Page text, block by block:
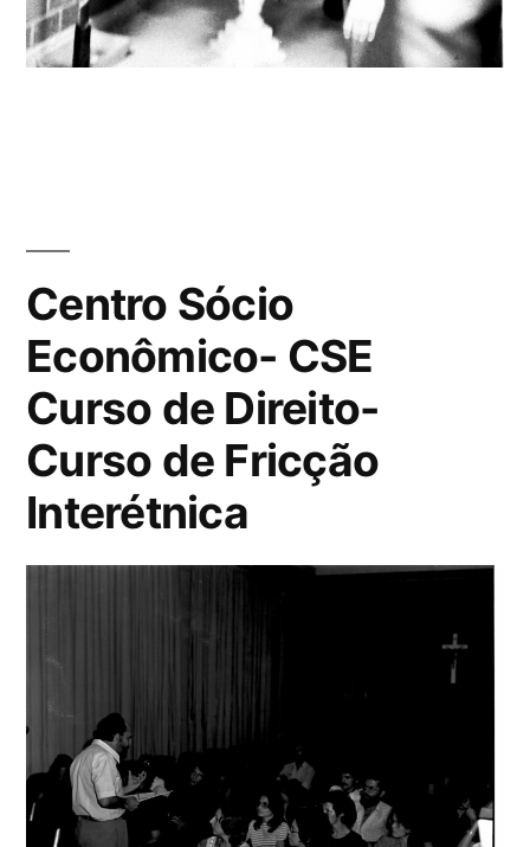
Centro Sócio
Econômico- CSE
Curso de Direito-
Curso de Fricção
Interétnica